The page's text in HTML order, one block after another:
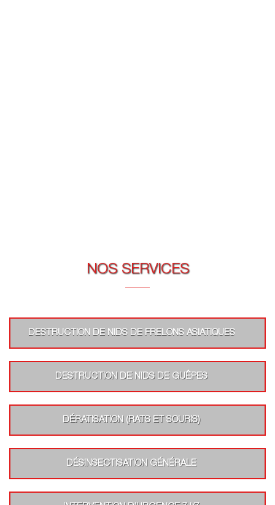
NOS SERVICES
DESTRUCTION DE NIDS DE FRELONS ASIATIQUES
DESTRUCTION DE NIDS DE GUÊPES
DÉRATISATION (RATS ET SOURIS)
DÉSINSECTISATION GÉNÉRALE